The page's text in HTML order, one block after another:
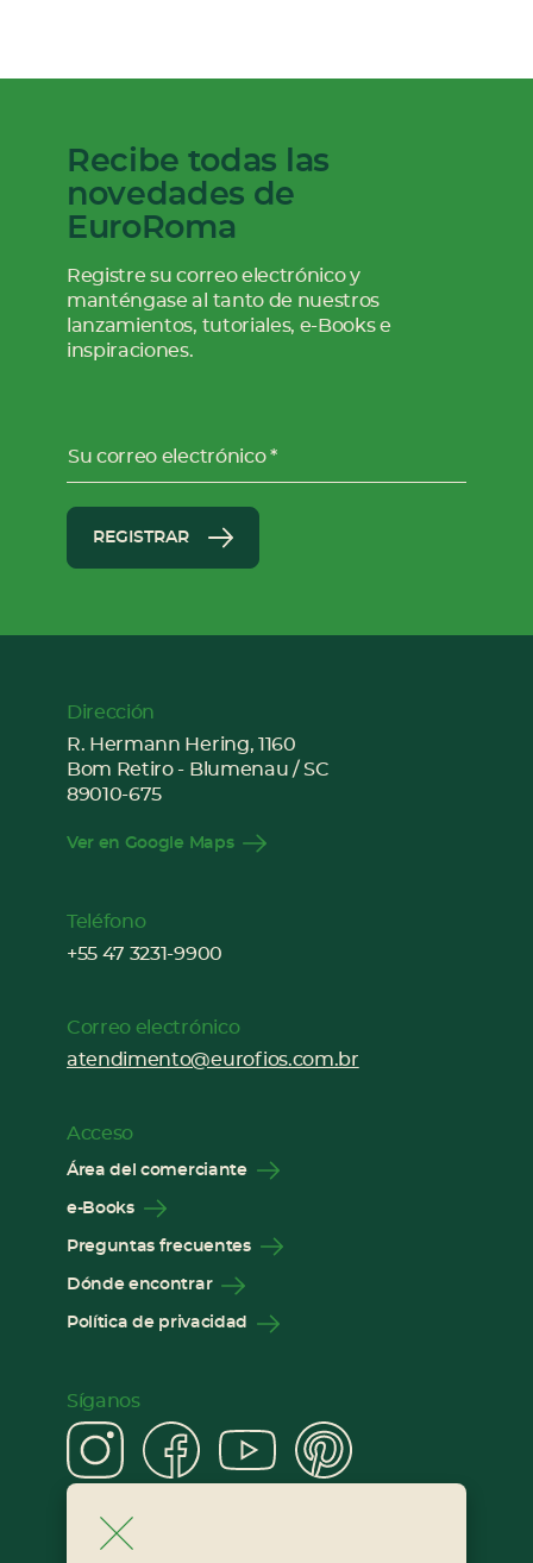
Recibe todas las
novedades de
EuroRoma
Registre su correo electrónico y
manténgase al tanto de nuestros
lanzamientos, tutoriales, e-Books e
inspiraciones.
Su correo electrónico
REGISTRAR
Dirección
R. Hermann Hering, 1160
Bom Retiro - Blumenau / SC
89010-675
Ver en Google Maps
Teléfono
+55 47 3231-9900
Correo electrónico
atendimento@eurofios.com.br
Acceso
Área del comerciante
e-Books
Preguntas frecuentes
Dónde encontrar
Política de privacidad
Síganos
Instagram
Facebook
YouTube